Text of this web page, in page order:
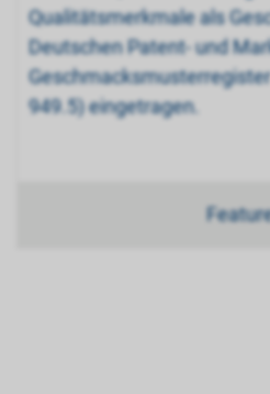
Qualitätsmerkmale als
Deutschen Patent- und
949.5) eingetragen.